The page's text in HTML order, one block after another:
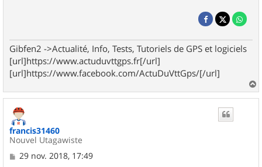
Gibfen2 ->Actualité, Info, Tests, Tutoriels de GPS et logiciels
[url]https://www.actuduvttgps.fr[/url]
[url]https://www.facebook.com/ActuDuVttGps/[/url]
a
u
francis31460
Nouvel Utagawiste
M
29 nov. 2018, 17:49